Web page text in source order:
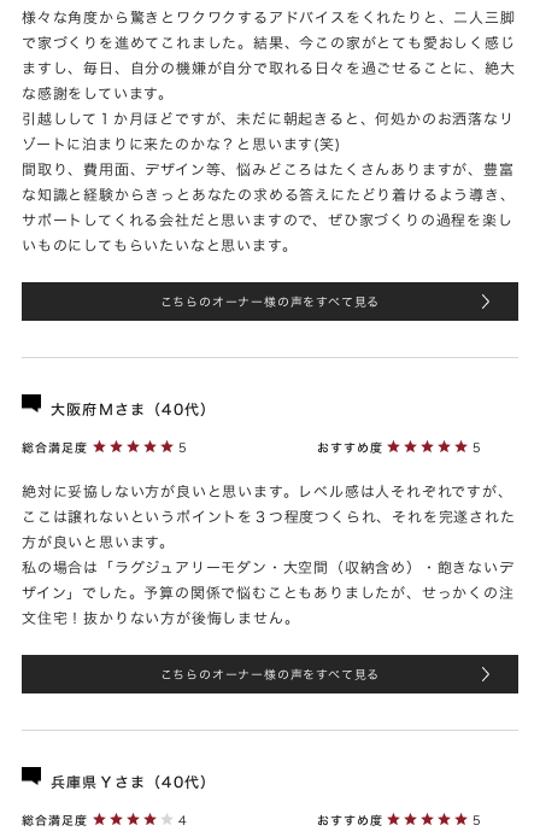
様々な角度から驚きとワクワクするアドバイスをくれたりと、二人三脚
で家づくりを進めてこれました。結果、今この家がとても愛おしく感じ
ますし、毎日、自分の機嫌が自分で取れる日々を過ごせることに、絶大
な感謝をしています。
引越しして１か月ほどですが、未だに朝起きると、何処かのお洒落なリ
ゾートに泊まりに来たのかな？と思います(笑)
間取り、費用面、デザイン等、悩みどころはたくさんありますが、豊富
な知識と経験からきっとあなたの求める答えにたどり着けるよう導き、
サポートしてくれる会社だと思いますので、ぜひ家づくりの過程を楽し
いものにしてもらいたいなと思います。
こちらのオーナー様の声をすべて見る
大阪府Ｍさま（40代）
総合満足度 5 おすすめ度 5
絶対に妥協しない方が良いと思います。レベル感は人それぞれですが、
ここは譲れないというポイントを３つ程度つくられ、それを完遂された
方が良いと思います。
私の場合は「ラグジュアリーモダン・大空間（収納含め）・飽きないデ
ザイン」でした。予算の関係で悩むこともありましたが、せっかくの注
文住宅！抜かりない方が後悔しません。
こちらのオーナー様の声をすべて見る
兵庫県Ｙさま（40代）
総合満足度 4 おすすめ度 5